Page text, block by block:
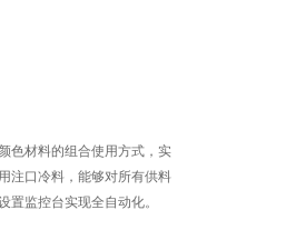
色材料的组合使用方式，实
注口冷料，能够对所有供料
置监控台实现全自动化。